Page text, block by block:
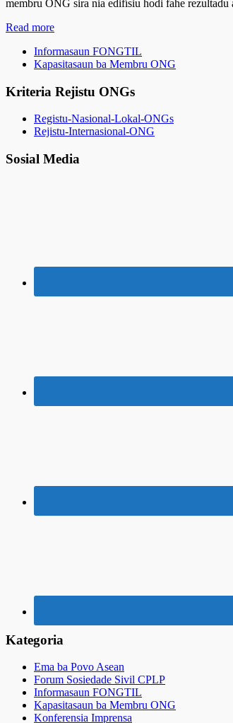
membru ONG sira nia edifísiu hodi fahe
Read more
Informasaun FONGTIL
Kapasitasaun ba Membru ONG
Kriteria Rejistu ONGs
Registu-Nasional-Lokal-ONGs
Rejistu-Internasional-ONG
Sosial Media
Kategoria
Ema ba Povo Asean
Forum Sosiedade Sivil CPLP
Informasaun FONGTIL
Kapasitasaun ba Membru ONG
Konferensia Imprensa